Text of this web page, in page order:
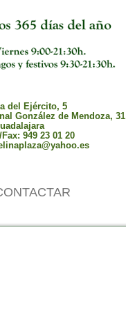
del Ejército, 5
González de Mendoza, 31
949 23 01 20